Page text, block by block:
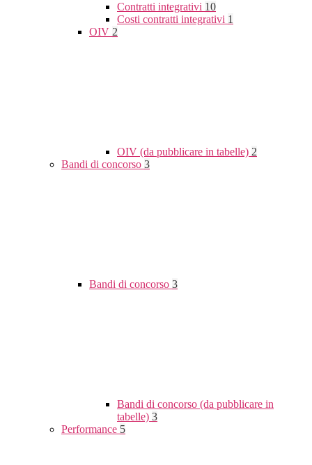
Contratti integrativi 10
Costi contratti integrativi 1
OIV 2
OIV (da pubblicare in tabelle) 2
Bandi di concorso 3
Bandi di concorso 3
Bandi di concorso (da pubblicare in
tabelle) 3
Performance 5